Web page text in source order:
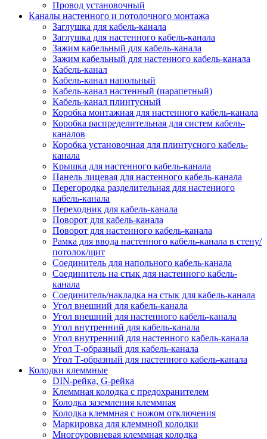
Провод установочный
Каналы настенного и потолочного монтажа
Заглушка для кабель-канала
Заглушка для настенного кабель-канала
Зажим кабельный для кабель-канала
Зажим кабельный для настенного кабель-канала
Кабель-канал
Кабель-канал напольный
Кабель-канал настенный (парапетный)
Кабель-канал плинтусный
Коробка монтажная для настенного кабель-канала
Коробка распределительная для систем кабель-
каналов
Коробка установочная для плинтусного кабель-
канала
Крышка для настенного кабель-канала
Панель лицевая для настенного кабель-канала
Перегородка разделительная для настенного
кабель-канала
Переходник для кабель-канала
Поворот для кабель-канала
Поворот для настенного кабель-канала
Рамка для ввода настенного кабель-канала в стену/
потолок/щит
Соединитель для напольного кабель-канала
Соединитель на стык для настенного кабель-
канала
Соединитель/накладка на стык для кабель-канала
Угол внешний для кабель-канала
Угол внешний для настенного кабель-канала
Угол внутренний для кабель-канала
Угол внутренний для настенного кабель-канала
Угол Т-образный для кабель-канала
Угол Т-образный для настенного кабель-канала
Колодки клеммные
DIN-рейка, G-рейка
Клеммная колодка с предохранителем
Колодка заземления клеммная
Колодка клеммная с ножом отключения
Маркировка для клеммной колодки
Многоуровневая клеммная колодка